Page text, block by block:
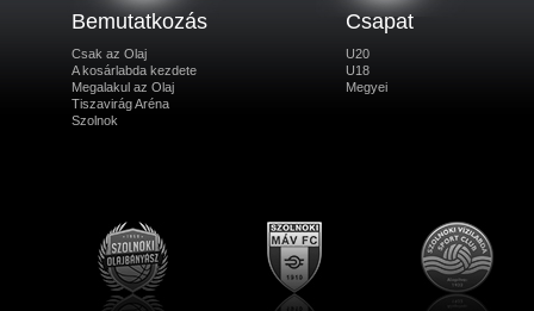
Bemutatkozás
Csak az Olaj
A kosárlabda kezdete
Megalakul az Olaj
Tiszavirág Aréna
Szolnok
Csapat
U20
U18
Megyei